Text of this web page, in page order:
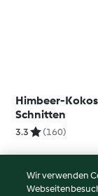
Himbeer-
Schnitten
3.3 (160)
Wir verwenden